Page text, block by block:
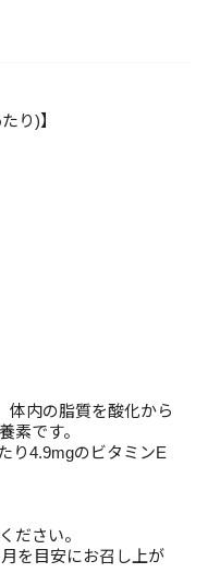
り)】
体内の脂質を酸化から
素です。
り4.9mgのビタミンE
ださい。
を目安にお召し上が